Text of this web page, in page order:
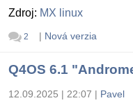
Zdroj: MX linux
2 | Nová verzia
Q4OS 6.1
12.09.2025 | 22:07 | Pavel